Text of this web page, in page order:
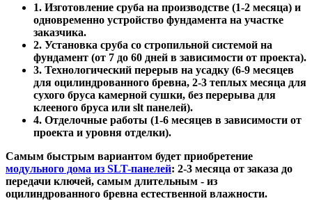
1. Изготовление сруба на производстве (1-2 месяца) и
одновременно устройство фундамента на участке
заказчика.
2. Установка сруба со стропильной системой на
фундамент (от 7 до 60 дней в зависимости от проекта).
3. Технологический перерыв на усадку (6-9 месяцев
для оцилиндрованного бревна, 2-3 теплых месяца для
сухого бруса камерной сушки, без перерыва для
клееного бруса или slt панелей).
4. Отделочные работы (1-6 месяцев в зависимости от
проекта и уровня отделки).
Самым быстрым вариантом будет приобретение
модульного дома из SLT-панелей: 2-3 месяца от заказа до
передачи ключей, самым длительным - из
оцилиндрованного бревна естественной влажности.